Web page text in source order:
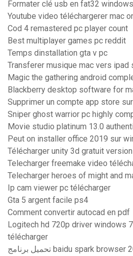
Formater clé usb en fat32
Youtube video téléchargerer mac
Cod 4 remastered pc player count
Best multiplayer games pc reddit
Temps dinstallation gta v pc
Transferer musique mac vers ipad
Magic the gathering android
Blackberry desktop software for
Supprimer un compte app store
Sniper ghost warrior pc highly
Movie studio platinum 13.0
Peut on installer office 2019 sur
Télécharger unity 3d gratuit version
Telecharger freemake video
Telecharger heroes of might and
Ip cam viewer pc télécharger
Gta 5 argent facile ps4
Comment convertir autocad en pdf
Logitech hd 720p driver windows
télécharger